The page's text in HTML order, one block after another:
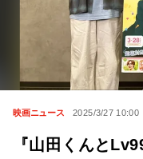
映画ニュース 2025/3/27 10:00
『山田くんと